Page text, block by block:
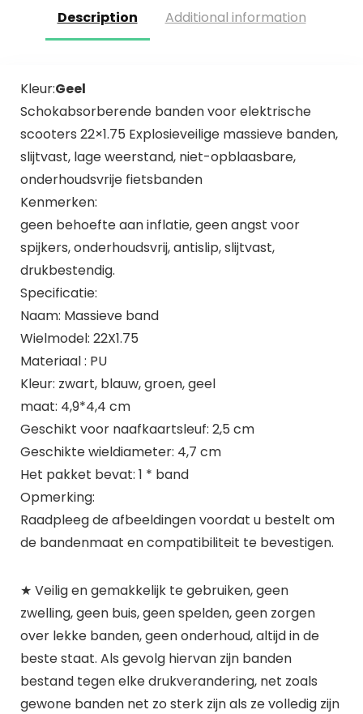
Description Additional information
Kleur:Geel
Schokabsorberende banden voor elektrische
scooters 22×1.75 Explosieveilige massieve banden,
slijtvast, lage weerstand, niet-opblaasbare,
onderhoudsvrije fietsbanden
Kenmerken:
geen behoefte aan inflatie, geen angst voor
spijkers, onderhoudsvrij, antislip, slijtvast,
drukbestendig.
Specificatie:
Naam: Massieve band
Wielmodel: 22X1.75
Materiaal : PU
Kleur: zwart, blauw, groen, geel
maat: 4,9*4,4 cm
Geschikt voor naafkaartsleuf: 2,5 cm
Geschikte wieldiameter: 4,7 cm
Het pakket bevat: 1 * band
Opmerking:
Raadpleeg de afbeeldingen voordat u bestelt om
de bandenmaat en compatibiliteit te bevestigen.
★ Veilig en gemakkelijk te gebruiken, geen
zwelling, geen buis, geen spelden, geen zorgen
over lekke banden, geen onderhoud, altijd in de
beste staat. Als gevolg hiervan zijn banden
bestand tegen elke drukverandering, net zoals
gewone banden net zo sterk zijn als ze volledig zijn